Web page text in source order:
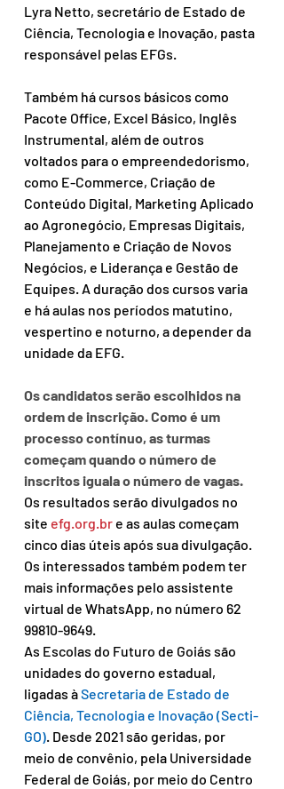
Lyra Netto, secretário de Estado de
Ciência, Tecnologia e Inovação, pasta
responsável pelas EFGs.
Também há cursos básicos como
Pacote Office, Excel Básico, Inglês
Instrumental, além de outros
voltados para o empreendedorismo,
como E-Commerce, Criação de
Conteúdo Digital, Marketing Aplicado
ao Agronegócio, Empresas Digitais,
Planejamento e Criação de Novos
Negócios, e Liderança e Gestão de
Equipes. A duração dos cursos varia
e há aulas nos períodos matutino,
vespertino e noturno, a depender da
unidade da EFG.
Os candidatos serão escolhidos na
ordem de inscrição. Como é um
processo contínuo, as turmas
começam quando o número de
inscritos iguala o número de vagas.
Os resultados serão divulgados no
site efg.org.br e as aulas começam
cinco dias úteis após sua divulgação.
Os interessados também podem ter
mais informações pelo assistente
virtual de WhatsApp, no número 62
99810-9649.
As Escolas do Futuro de Goiás são
unidades do governo estadual,
ligadas à Secretaria de Estado de
Ciência, Tecnologia e Inovação (Secti-
GO). Desde 2021 são geridas, por
meio de convênio, pela Universidade
Federal de Goiás, por meio do Centro